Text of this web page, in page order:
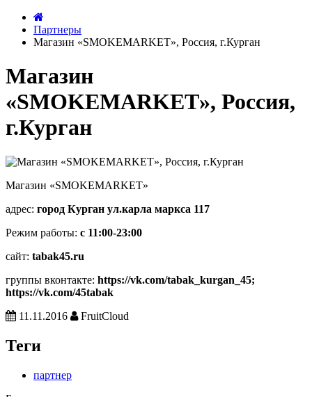
Партнеры
Магазин «SMOKEMARKET», Россия, г.Курган
Магазин
«SMOKEMARKET», Россия,
г.Курган
Магазин «SMOKEMARKET»
адрес: город Курган ул.карла маркса 117
Режим работы: c 11:00-23:00
сайт: tabak45.ru
группы вконтакте: https://vk.com/tabak_kurgan_45;
https://vk.com/45tabak
11.11.2016
FruitCloud
Теги
партнер